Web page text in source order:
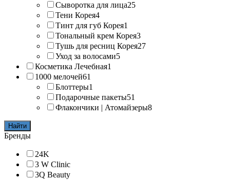
Сыворотка для лица25
Тени Корея4
Тинт для губ Корея1
Тональный крем Корея3
Тушь для ресниц Корея27
Уход за волосами5
Косметика Лечебная1
1000 мелочей61
Блоттеры1
Подарочные пакеты51
Флакончики | Атомайзеры8
Найти
Бренды
24K
3 W Clinic
3Q Beauty